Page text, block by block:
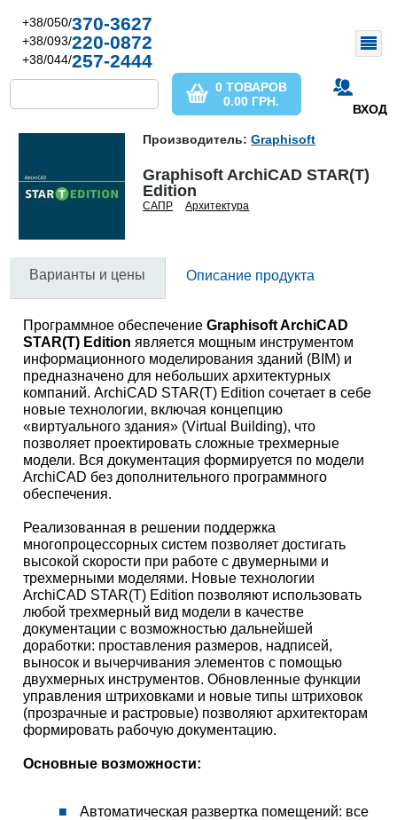
+38/050/370-3627
+38/093/220-0872
+38/044/257-2444
ВХОД
0 ТОВАРОВ
0.00 ГРН.
Производитель:Graphisoft
Graphisoft ArchiCAD STAR(T)
Edition
САПР Архитектура
Варианты и цены Описание продукта
Программное обеспечениеGraphisoft ArchiCAD
STAR(T) Edition является мощным инструментом
информационного моделирования зданий (BIM) и
предназначено для небольших архитектурных
компаний. ArchiCAD STAR(T) Edition сочетает в себе
новые технологии, включая концепцию
«виртуального здания» (Virtual Building), что
позволяет проектировать сложные трехмерные
модели. Вся документация формируется по модели
ArchiCAD без дополнительного программного
обеспечения.
Реализованная в решении поддержка
многопроцессорных систем позволяет достигать
высокой скорости при работе с двумерными и
трехмерными моделями. Новые технологии
ArchiCAD STAR(T) Edition позволяют использовать
любой трехмерный вид модели в качестве
документации с возможностью дальнейшей
доработки: проставления размеров, надписей,
выносок и вычерчивания элементов с помощью
двухмерных инструментов. Обновленные функции
управления штриховками и новые типы штриховок
(прозрачные и растровые) позволяют архитекторам
формировать рабочую документацию.
Основные возможности:
Автоматическая развертка помещений: все